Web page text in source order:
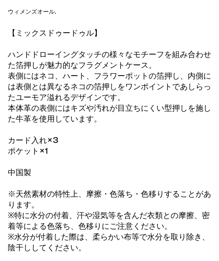
ウィメンズオール.
【ミックスドゥードゥル】
ハンドドローイングタッチの様々なモチーフを組み合わせ
た箔押しが魅力的なフラグメントケース。
表側にはネコ、ハート、フラワーポットの箔押し、内側に
は表側とは異なるネコの箔押しをワンポイントであしらっ
たユーモア溢れるデザインです。
本体革の表側にはキズや汚れが目立ちにくい型押しを施し
た牛革を使用しています。
カード入れ×3
ポケット×1
中国製
※天然素材の特性上、摩擦・色落ち・色移りすることがあ
ります。
※特に水分の付着、汗や湿気等を含んだ衣類との摩擦、密
着等による色落ち、色移りにご注意ください。
※水分が付着した際は、柔らかい布等で水分を取り除き、
陰干ししてください。